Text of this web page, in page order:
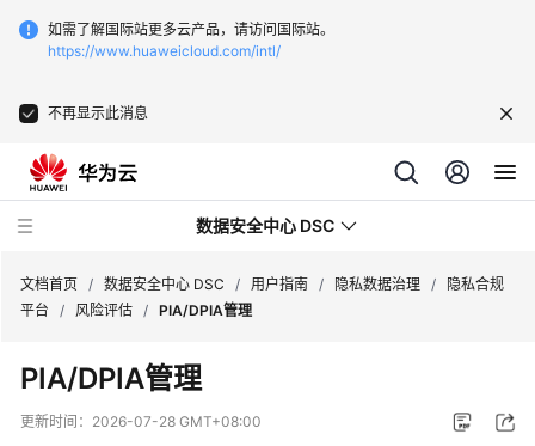
如需了解国际站更多云产品，请访问国际站。
https://www.huaweicloud.com/intl/
不再显示此消息
数据安全中心 DSC
新
动
文档首页 / 数据安全中心 DSC / 用户指南 / 隐私数据治理 /
隐私合规
平台
/ 风险评估 / PIA/DPIA管理
PIA/DPIA管理
更新时间： 2026-07-28 GMT+08:00